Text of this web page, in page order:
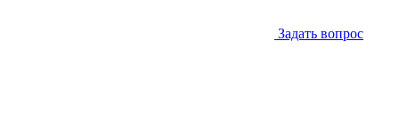
Задать вопрос